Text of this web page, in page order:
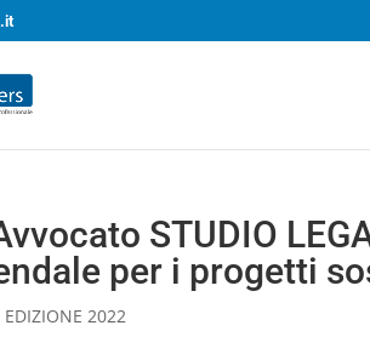
STUDIO
per i progetti
EDIZIONE 2022